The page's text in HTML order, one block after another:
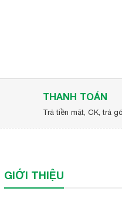
hợp lý, hãy liên hệ với
THANH TOÁN
Trả tiền mặt, CK, trả
GIỚI THIỆU